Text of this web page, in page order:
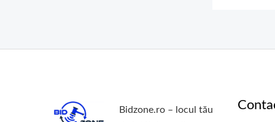
Bidzone.ro – locul tău